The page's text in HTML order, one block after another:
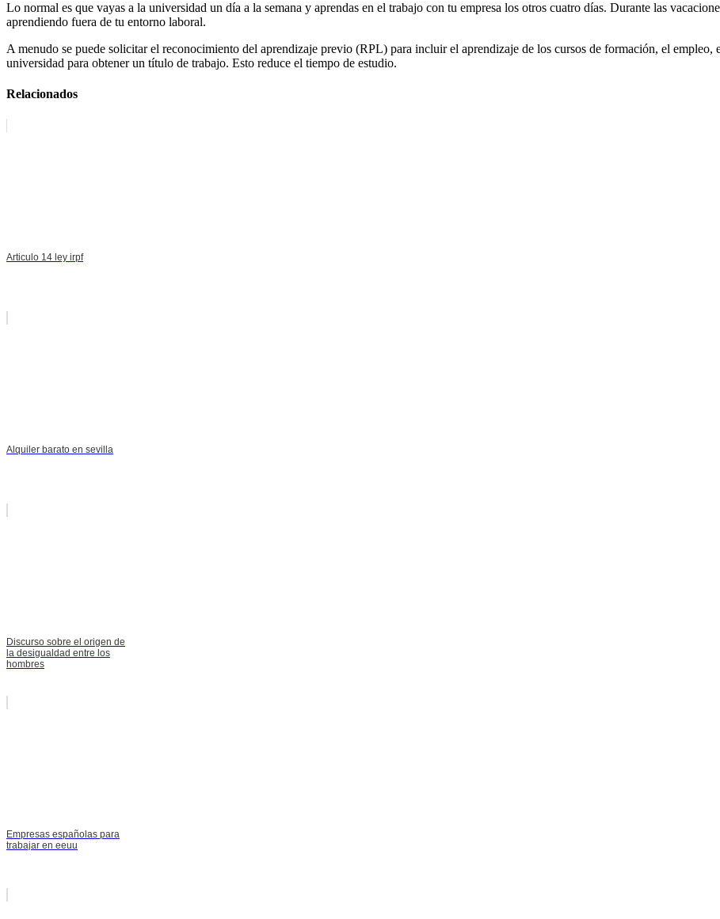
Lo normal es que vayas a la universidad un día a la semana y aprendas en el trabajo con tu empresa los otros cuatro días. Durante las
aprendiendo fuera de tu entorno laboral.
A menudo se puede solicitar el reconocimiento del aprendizaje previo (RPL) para incluir el aprendizaje de los cursos de formación, el
universidad para obtener un título de trabajo. Esto reduce el tiempo de estudio.
Relacionados
Articulo 14 ley irpf
Alquiler barato en sevilla
Discurso sobre el origen de
la desigualdad entre los
hombres
Empresas españolas para
trabajar en eeuu